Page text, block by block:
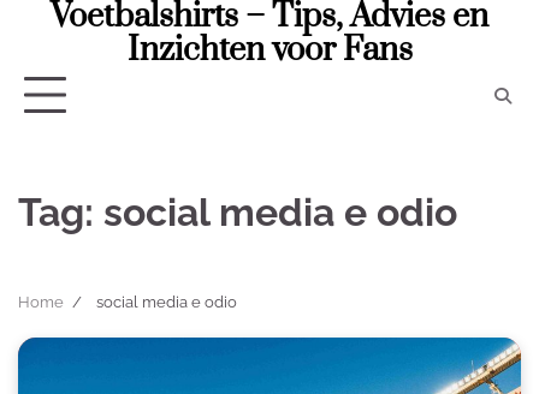
Voetbalshirts – Tips, Advies en
Inzichten voor Fans
Tag: social media e odio
Home social media e odio